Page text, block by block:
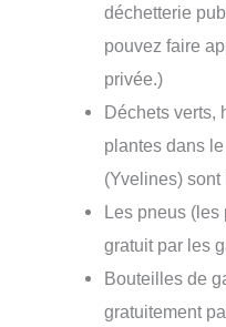
déchetterie
pouvez faire
privée.)
Déchets verts,
plantes dans
(Yvelines) sont
Les pneus (les
gratuit par les
Bouteilles de
gratuitement